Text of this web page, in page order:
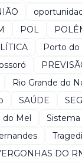
POL
Porto
Rio Grande do
SAÚDE
do Mel Sistema
DO